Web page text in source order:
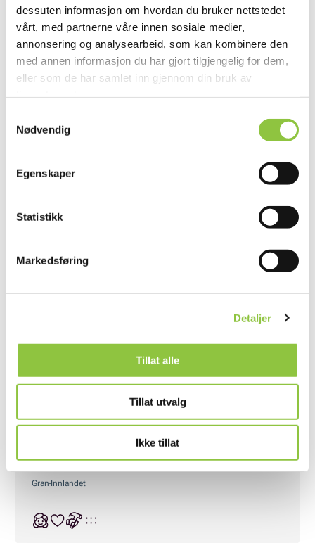
dessuten informasjon om hvordan du bruker nettstedet
vårt, med partnerne våre innen sosiale medier,
annonsering og analysearbeid, som kan kombinere den
med annen informasjon du har gjort tilgjengelig for dem,
eller som de har samlet inn gjennom din bruk av
Nødvendig
Egenskaper
Statistikk
Markedsføring
Detaljer
Tillat alle
Tillat utvalg
Ikke tillat
BERGSENG INNPÅTUNET-GÅRD
GranInnlandet